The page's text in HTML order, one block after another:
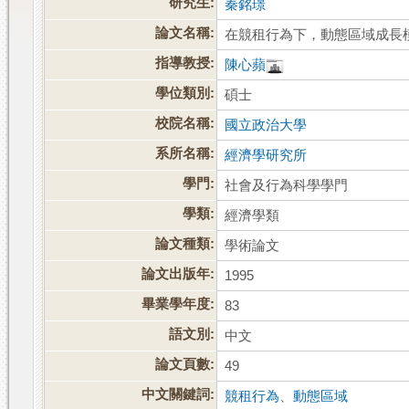
秦銘璟
論文名稱:
在競租行為下，動態區域成長
指導教授:
陳心蘋
學位類別:
碩士
校院名稱:
國立政治大學
系所名稱:
經濟學研究所
學門:
社會及行為科學學門
學類:
經濟學類
論文種類:
學術論文
論文出版年:
1995
畢業學年度:
83
語文別:
中文
論文頁數:
49
中文關鍵詞:
競租行為 、動態區域